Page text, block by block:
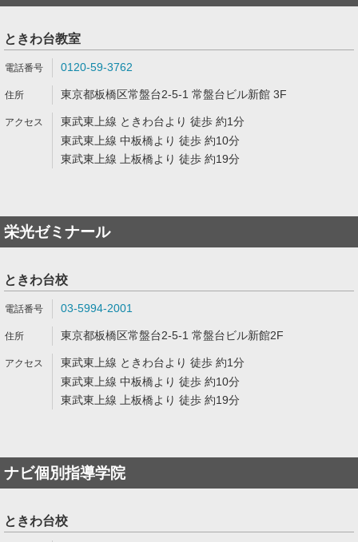
ときわ台教室
0120-59-3762
東京都板橋区常盤台2-5-1 常盤台ビル新館 3F
東武東上線 ときわ台より 徒歩 約1分
東武東上線 中板橋より 徒歩 約10分
東武東上線 上板橋より 徒歩 約19分
栄光ゼミナール
ときわ台校
03-5994-2001
東京都板橋区常盤台2-5-1 常盤台ビル新館2F
東武東上線 ときわ台より 徒歩 約1分
東武東上線 中板橋より 徒歩 約10分
東武東上線 上板橋より 徒歩 約19分
ナビ個別指導学院
ときわ台校